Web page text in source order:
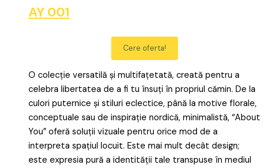
AY 001
Cere oferta!
O colecție versatilă și multifațetată, creată pentru a
celebra libertatea de a fi tu însuți în propriul cămin. De la
culori puternice și stiluri eclectice, până la motive florale,
conceptuale sau de inspirație nordică, minimalistă, “About
You” oferă soluții vizuale pentru orice mod de a
interpreta spațiul locuit. Este mai mult decât design;
este expresia pură a identității tale transpuse în mediul